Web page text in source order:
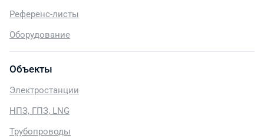
Референс-листы
Оборудование
Объекты
Электростанции
НПЗ, ГПЗ, LNG
Трубопроводы